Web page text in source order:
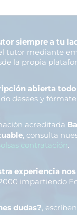
siempre a tu
tutor mediante
la propia
abierta
desees y
acreditada
, consulta
contratación.
experiencia
impartiendo
dudas?,